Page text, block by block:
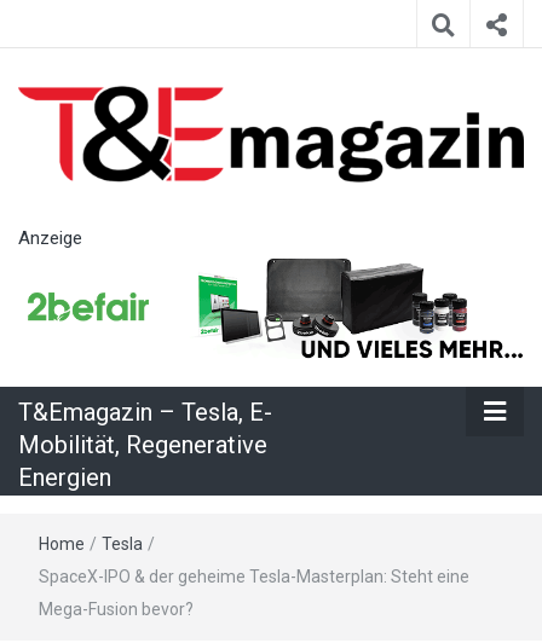
– Tesla, E-
Mobilität,
Regenerative
Energien
Anzeige
T&Emagazin – Tesla, E-
Mobilität, Regenerative
Energien
Home / Tesla /
SpaceX-IPO & der geheime Tesla-Masterplan: Steht eine
Mega-Fusion bevor?